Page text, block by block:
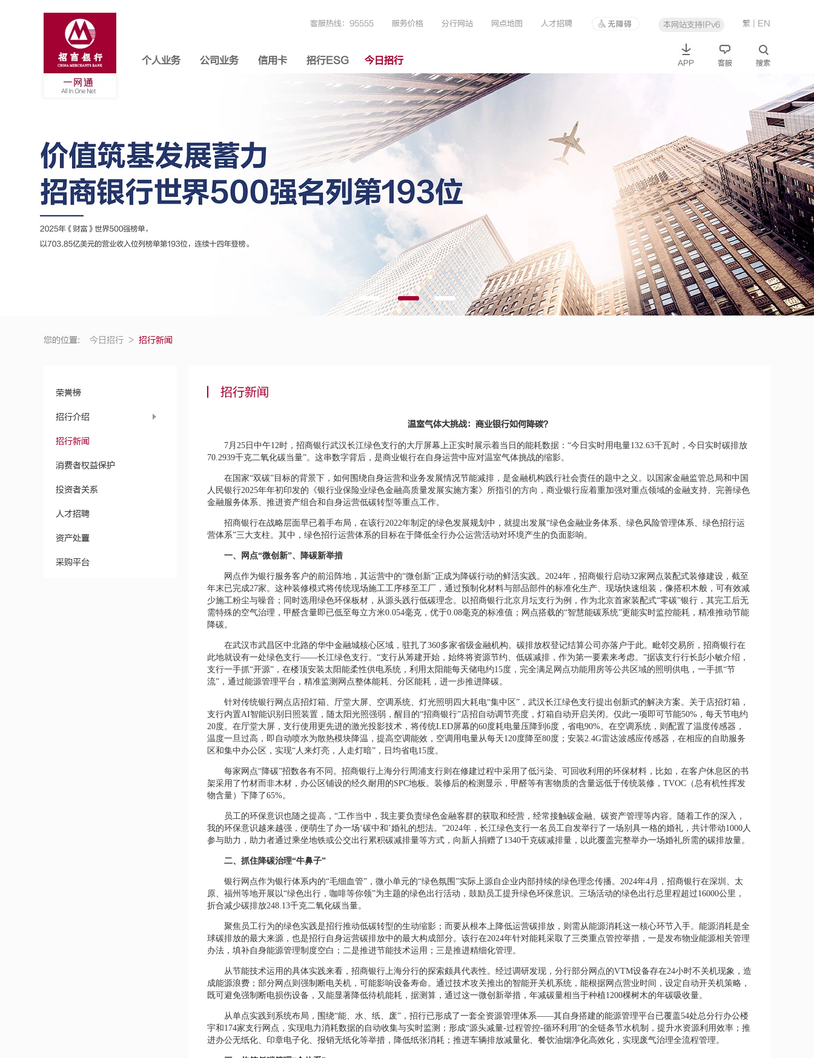
客服热线：95555 服务价格 分行网站 网点地图 人才招聘 本网站支持IPv6 繁 | EN
APP 客服 搜索
个人业务 公司业务 信用卡 招行ESG 今日招行
您的位置: 今日招行 > 招行新闻
荣誉榜
招行介绍
招行新闻
消费者权益保护
投资者关系
人才招聘
资产处置
采购平台
招行新闻
温室气体大挑战：商业银行如何降碳？
7月25日中午12时，招商银行武汉长江绿色支行的大厅屏幕上正实时展示着当日的能耗数据：“今日实时用电量132.63千瓦时，今日实时碳排放
70.2939千克二氧化碳当量”。这串数字背后，是商业银行在自身运营中应对温室气体挑战的缩影。
在国家“双碳”目标的背景下，如何围绕自身运营和业务发展情况节能减排，是金融机构践行社会责任的题中之义。以国家金融监管总局和中国
人民银行2025年年初印发的《银行业保险业绿色金融高质量发展实施方案》所指引的方向，商业银行应着重加强对重点领域的金融支持、完善绿色
金融服务体系、推进资产组合和自身运营低碳转型等重点工作。
招商银行在战略层面早已着手布局，在该行2022年制定的绿色发展规划中，就提出发展“绿色金融业务体系、绿色风险管理体系、绿色招行运
营体系”三大支柱。其中，绿色招行运营体系的目标在于降低全行办公运营活动对环境产生的负面影响。
一、网点“微创新”、降碳新举措
网点作为银行服务客户的前沿阵地，其运营中的“微创新”正成为降碳行动的鲜活实践。2024年，招商银行启动32家网点装配式装修建设，截至
年末已完成27家。这种装修模式将传统现场施工工序移至工厂，通过预制化材料与部品部件的标准化生产、现场快速组装，像搭积木般，可有效减
少施工粉尘与噪音；同时选用绿色环保板材，从源头践行低碳理念。以招商银行北京月坛支行为例，作为北京首家装配式“零碳”银行，其完工后无
需特殊的空气治理，甲醛含量即已低至每立方米0.054毫克，优于0.08毫克的标准值；网点搭载的“智慧能碳系统”更能实时监控能耗，精准推动节能
降碳。
在武汉市武昌区中北路的华中金融城核心区域，驻扎了360多家省级金融机构。碳排放权登记结算公司亦落户于此。毗邻交易所，招商银行在
此地就设有一处绿色支行——长江绿色支行。“支行从筹建开始，始终将资源节约、低碳减排，作为第一要素来考虑。”据该支行行长彭小敏介绍，
支行一手抓“开源”，在楼顶安装太阳能柔性供电系统，利用太阳能每天储电约15度，完全满足网点功能用房等公共区域的照明供电，一手抓“节
流”，通过能源管理平台，精准监测网点整体能耗、分区能耗，进一步推进降碳。
针对传统银行网点店招灯箱、厅堂大屏、空调系统、灯光照明四大耗电“集中区”，武汉长江绿色支行提出创新式的解决方案。关于店招灯箱，
支行内置AI智能识别日照装置，随太阳光照强弱，醒目的“招商银行”店招自动调节亮度，灯箱自动开启关闭。仅此一项即可节能50%，每天节电约
20度。在厅堂大屏，支行使用更先进的激光投影技术，将传统LED屏幕的60度耗电量压降到6度，省电90%。在空调系统，则配置了温度传感器，
温度一旦过高，即自动喷水为散热模块降温，提高空调能效，空调用电量从每天120度降至80度；安装2.4G雷达波感应传感器，在相应的自助服务
区和集中办公区，实现“人来灯亮，人走灯暗”，日均省电15度。
每家网点“降碳”招数各有不同。招商银行上海分行周浦支行则在修建过程中采用了低污染、可回收利用的环保材料，比如，在客户休息区的书
架采用了竹材而非木材，办公区铺设的经久耐用的SPC地板。装修后的检测显示，甲醛等有害物质的含量远低于传统装修，TVOC（总有机性挥发
物含量）下降了65%。
员工的环保意识也随之提高，“工作当中，我主要负责绿色金融客群的获取和经营，经常接触碳金融、碳资产管理等内容。随着工作的深入，
我的环保意识越来越强，便萌生了办一场‘碳中和’婚礼的想法。”2024年，长江绿色支行一名员工自发举行了一场别具一格的婚礼，共计带动1000人
参与助力，助力者通过乘坐地铁或公交出行累积碳减排量等方式，向新人捐赠了1340千克碳减排量，以此覆盖完整举办一场婚礼所需的碳排放量。
二、抓住降碳治理“牛鼻子”
银行网点作为银行体系内的“毛细血管”，微小单元的“绿色氛围”实际上源自企业内部持续的绿色理念传播。2024年4月，招商银行在深圳、太
原、福州等地开展以“绿色出行，咖啡等你领”为主题的绿色出行活动，鼓励员工提升绿色环保意识。三场活动的绿色出行总里程超过16000公里，
折合减少碳排放248.13千克二氧化碳当量。
聚焦员工行为的绿色实践是招行推动低碳转型的生动缩影；而要从根本上降低运营碳排放，则需从能源消耗这一核心环节入手。能源消耗是全
球碳排放的最大来源，也是招行自身运营碳排放中的最大构成部分。该行在2024年针对能耗采取了三类重点管控举措，一是发布物业能源相关管理
办法，填补自身能源管理制度空白；二是推进节能技术运用；三是推进精细化管理。
从节能技术运用的具体实践来看，招商银行上海分行的探索颇具代表性。经过调研发现，分行部分网点的VTM设备存在24小时不关机现象，造
成能源浪费；部分网点则强制断电关机，可能影响设备寿命。通过技术攻关推出的智能开关机系统，能根据网点营业时间，设定自动开关机策略，
既可避免强制断电损伤设备，又能显著降低待机能耗，据测算，通过这一微创新举措，年减碳量相当于种植1200棵树木的年碳吸收量。
从单点实践到系统布局，围绕“能、水、纸、废”，招行已形成了一套全资源管理体系——其自身搭建的能源管理平台已覆盖54处总分行办公楼
宇和174家支行网点，实现电力消耗数据的自动收集与实时监测；形成“源头减量-过程管控-循环利用”的全链条节水机制，提升水资源利用效率；推
进办公无纸化、印章电子化、报销无纸化等举措，降低纸张消耗；推进车辆排放减量化、餐饮油烟净化高效化，实现废气治理全流程管理。